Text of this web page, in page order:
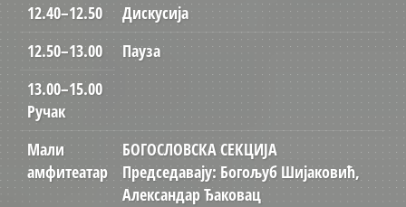
12.40–12.50
Дискусија
12.50–13.00
Пауза
13.00–15.00
Ручак
Мали
амфитеатар
БОГОСЛОВСКА СЕКЦИЈА
Председавају: Богољуб Шијаковић,
Александар Ђаковац